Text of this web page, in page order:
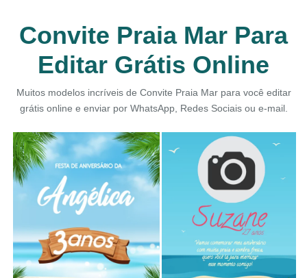
Convite Praia Mar Para
Editar Grátis Online
Muitos modelos incríveis de Convite Praia Mar para você editar
grátis online e enviar por WhatsApp, Redes Sociais ou e-mail.